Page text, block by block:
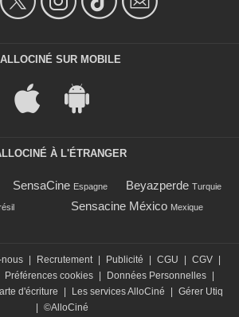
ALLOCINÉ SUR MOBILE
À L'ÉTRANGER
SensaCine Espagne Beyazperde Turquie
Sensacine México Mexique
nous | Recrutement | Publicité | CGU | CGV |
Préférences cookies | Données Personnelles |
d'écriture | Les services AlloCiné | Gérer Utiq
| ©AlloCiné